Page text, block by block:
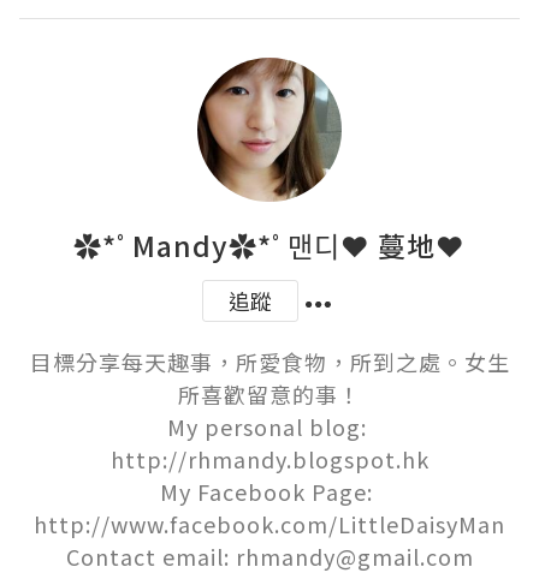
✿*ﾟMandy✿*ﾟ맨디❤ 蔓地❤
追蹤
目標分享每天趣事，所愛食物，所到之處。女生
所喜歡留意的事！
My personal blog:
http://rhmandy.blogspot.hk
My Facebook Page:
http://www.facebook.com/LittleDaisyMan
Contact email: rhmandy@gmail.com